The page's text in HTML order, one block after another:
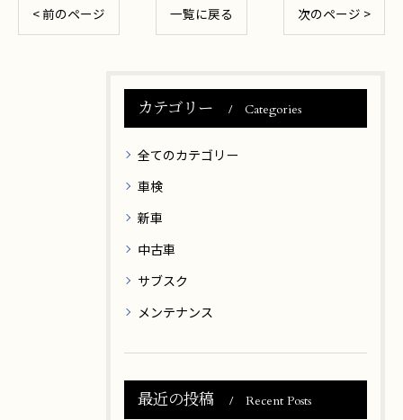
< 前のページ 一覧に戻る 次のページ >
カテゴリー Categories
全てのカテゴリー
車検
新車
中古車
サブスク
メンテナンス
最近の投稿 Recent Posts